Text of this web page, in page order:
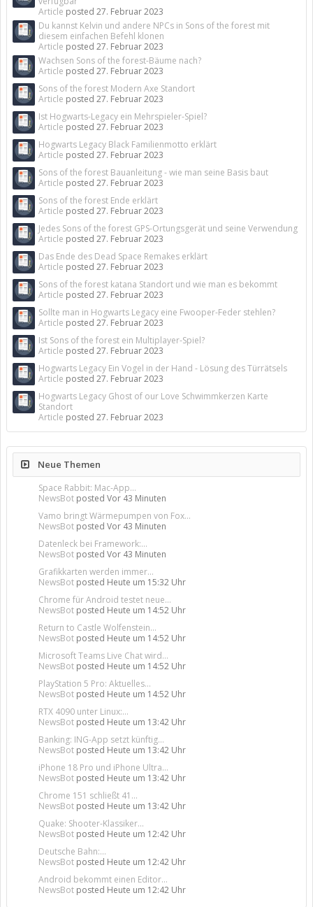
Article posted 27. Februar 2023
Du kannst Kelvin und andere NPCs in Sons of the forest mit
diesem einfachen Befehl klonen
Article posted 27. Februar 2023
Wachsen Sons of the forest-Bäume nach?
Article posted 27. Februar 2023
Sons of the forest Modern Axe Standort
Article posted 27. Februar 2023
Ist Hogwarts-Legacy ein Mehrspieler-Spiel?
Article posted 27. Februar 2023
Hogwarts Legacy Black Familienmotto erklärt
Article posted 27. Februar 2023
Sons of the forest Bauanleitung - wie man seine Basis baut
Article posted 27. Februar 2023
Sons of the forest Ende erklärt
Article posted 27. Februar 2023
Jedes Sons of the forest GPS-Ortungsgerät und seine Verwendung
Article posted 27. Februar 2023
Das Ende des Dead Space Remakes erklärt
Article posted 27. Februar 2023
Sons of the forest katana Standort und wie man es bekommt
Article posted 27. Februar 2023
Sollte man in Hogwarts Legacy eine Fwooper-Feder stehlen?
Article posted 27. Februar 2023
Ist Sons of the forest ein Multiplayer-Spiel?
Article posted 27. Februar 2023
Hogwarts Legacy Ein Vogel in der Hand - Lösung des Türrätsels
Article posted 27. Februar 2023
Hogwarts Legacy Ghost of our Love Schwimmkerzen Karte
Standort
Article posted 27. Februar 2023
Neue Themen
Space Rabbit: Mac-App...
NewsBot posted Vor 43 Minuten
Vamo bringt Wärmepumpen von Fox...
NewsBot posted Vor 43 Minuten
Datenleck bei Framework:...
NewsBot posted Vor 43 Minuten
Grafikkarten werden immer...
NewsBot posted Heute um 15:32 Uhr
Chrome für Android testet neue...
NewsBot posted Heute um 14:52 Uhr
Return to Castle Wolfenstein...
NewsBot posted Heute um 14:52 Uhr
Microsoft Teams Live Chat wird...
NewsBot posted Heute um 14:52 Uhr
PlayStation 5 Pro: Aktuelles...
NewsBot posted Heute um 14:52 Uhr
RTX 4090 unter Linux:...
NewsBot posted Heute um 13:42 Uhr
Banking: ING-App setzt künftig...
NewsBot posted Heute um 13:42 Uhr
iPhone 18 Pro und iPhone Ultra...
NewsBot posted Heute um 13:42 Uhr
Chrome 151 schließt 41...
NewsBot posted Heute um 13:42 Uhr
Quake: Shooter-Klassiker...
NewsBot posted Heute um 12:42 Uhr
Deutsche Bahn:...
NewsBot posted Heute um 12:42 Uhr
Android bekommt einen Editor...
NewsBot posted Heute um 12:42 Uhr